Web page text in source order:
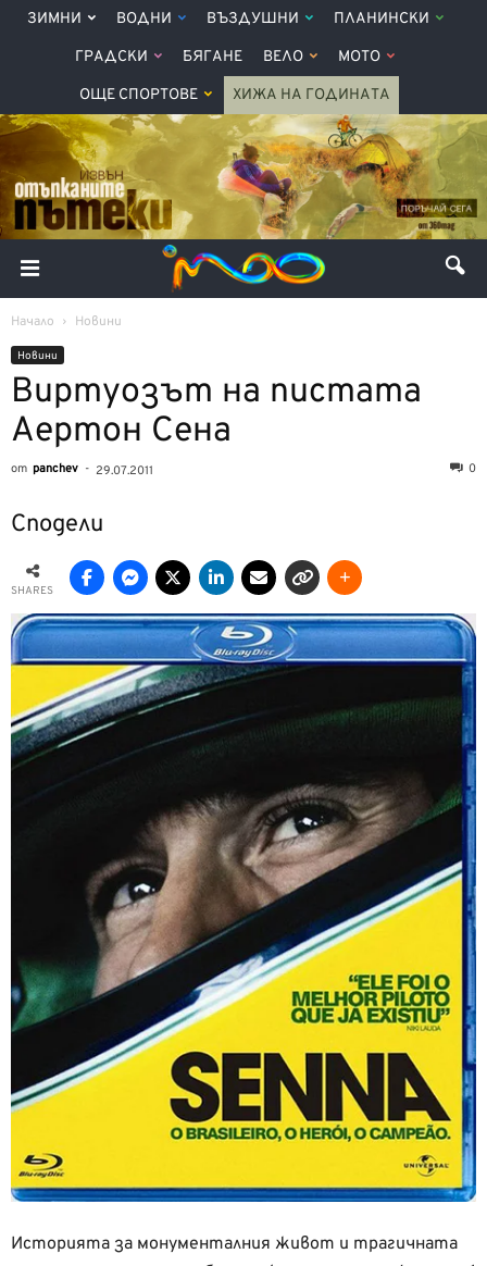
ЗИМНИ ВОДНИ ВЪЗДУШНИ ПЛАНИНСКИ
ГРАДСКИ БЯГАНЕ ВЕЛО МОТО
ОЩЕ СПОРТОВЕ ХИЖА НА ГОДИНАТА
Начало Новини
Новини
Виртуозът на пистата
Аертон Сена
от panchev - 29.07.2011 0
Сподели
SHARES
Историята за монументалния живот и трагичната